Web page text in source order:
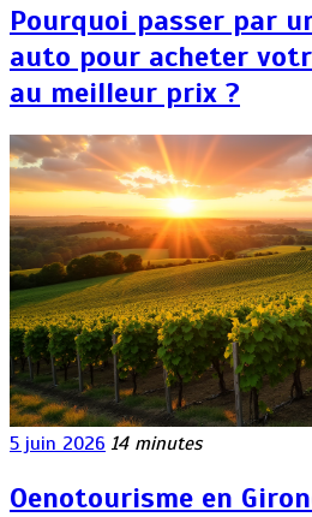
Pourquoi passer par
auto pour acheter
au meilleur prix ?
5 juin 2026 14 minutes
Oenotourisme en